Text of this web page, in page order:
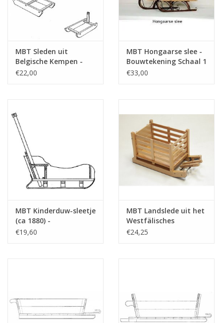
MBT Sleden uit
Belgische Kempen -
Bouwtekening Schaal 1
€22,00
MBT Hongaarse slee -
Bouwtekening Schaal 1
: 8 (40.36.009)
€33,00
MBT Kinderduw-sleetje
(ca 1880) -
Bouwtekening Schaal 1
€19,60
MBT Landslede uit het
Westfälisches
Freilichtmuseum te
€24,25